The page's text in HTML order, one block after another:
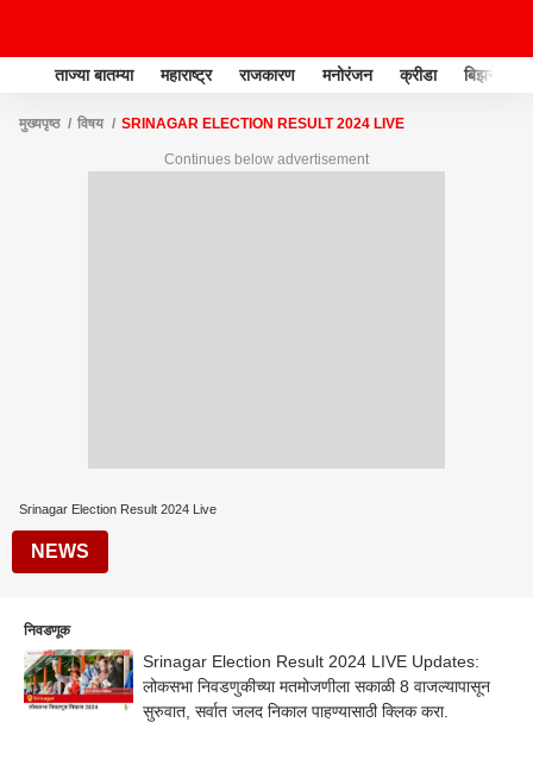
ताज्या बातम्या महाराष्ट्र राजकारण मनोरंजन क्रीडा बिझनेस
मुख्यपृष्ठ विषय SRINAGAR ELECTION RESULT 2024 LIVE
Continues below advertisement
Srinagar Election Result 2024 Live
NEWS
निवडणूक
Srinagar Election Result 2024 LIVE Updates:
लोकसभा निवडणुकीच्या मतमोजणीला सकाळी 8 वाजल्यापासून
सुरुवात, सर्वात जलद निकाल पाहण्यासाठी क्लिक करा.